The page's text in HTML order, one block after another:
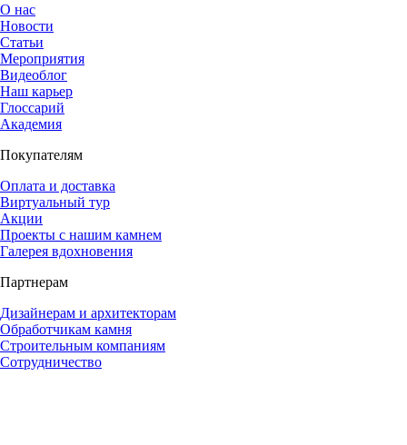
О нас
Новости
Статьи
Мероприятия
Видеоблог
Наш карьер
Глоссарий
Академия
Покупателям
Оплата и доставка
Виртуальный тур
Акции
Проекты с нашим камнем
Галерея вдохновения
Партнерам
Дизайнерам и архитекторам
Обработчикам камня
Строительным компаниям
Сотрудничество